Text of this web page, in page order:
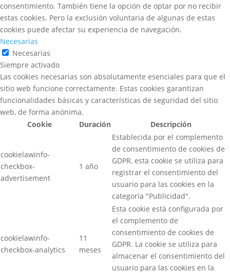
consentimiento. También tiene la opción de optar por no recibir
estas cookies. Pero la exclusión voluntaria de algunas de estas
cookies puede afectar su experiencia de navegación.
Necesarias
Necesarias
Siempre activado
Las cookies necesarias son absolutamente esenciales para que el
sitio web funcione correctamente. Estas cookies garantizan
funcionalidades básicas y características de seguridad del sitio
web, de forma anónima.
Cookie
Duración Descripción
cookielawinfo-
checkbox-
advertisement
1 año
Establecida por el complemento
de consentimiento de cookies de
GDPR, esta cookie se utiliza para
registrar el consentimiento del
usuario para las cookies en la
categoría "Publicidad".
cookielawinfo-
checkbox-analytics
11
meses
Esta cookie está configurada por
el complemento de
consentimiento de cookies de
GDPR. La cookie se utiliza para
almacenar el consentimiento del
usuario para las cookies en la